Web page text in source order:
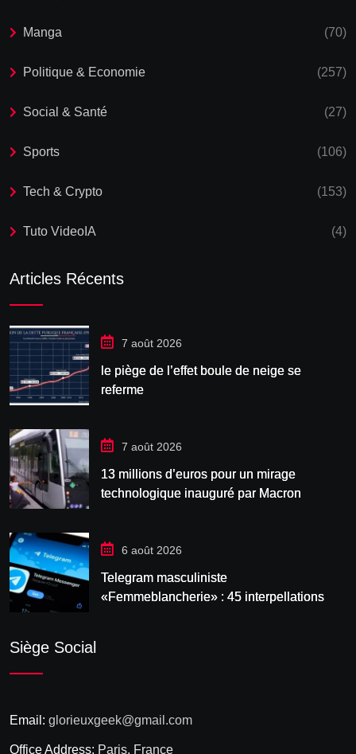
Manga (70)
Politique & Economie (257)
Social & Santé (27)
Sports (106)
Tech & Crypto (153)
Tuto VideoIA (4)
Articles Récents
7 août 2026
le piège de l’effet boule de neige se
referme
7 août 2026
13 millions d’euros pour un mirage
technologique inauguré par Macron
6 août 2026
Telegram masculiniste
«Femmeblancherie» : 45 interpellations
Siège Social
Email: glorieuxgeek@gmail.com
Office Address: Paris, France